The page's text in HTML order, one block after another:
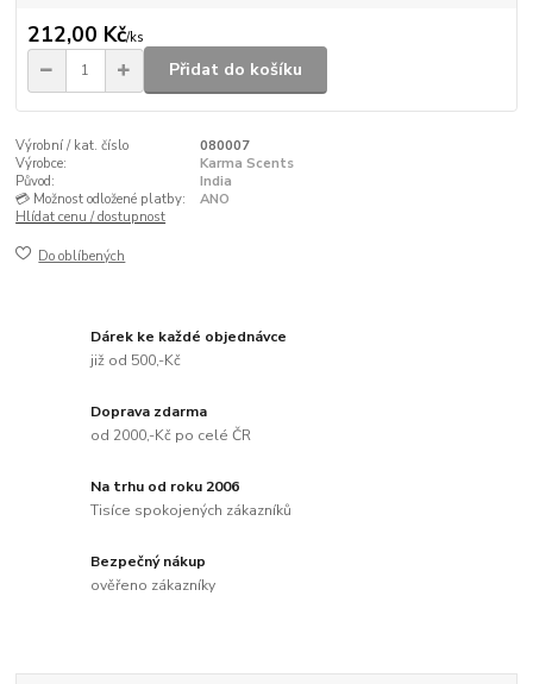
212,00 Kč/ks
Přidat do košíku
Výrobní / kat. číslo
080007
Výrobce:
Karma Scents
Původ:
India
💳 Možnost odložené platby:
ANO
Hlídat cenu / dostupnost
Do oblíbených
Dárek ke každé objednávce
již od 500,-Kč
Doprava zdarma
od 2000,-Kč po celé ČR
Na trhu od roku 2006
Tisíce spokojených zákazníků
Bezpečný nákup
ověřeno zákazníky